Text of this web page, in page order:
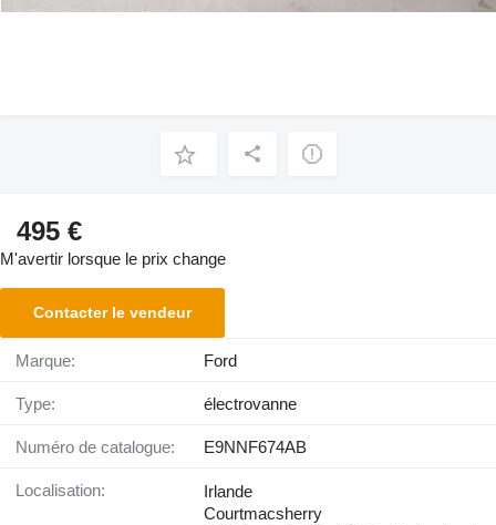
495 €
M'avertir lorsque le prix change
Contacter le vendeur
Marque: Ford
Type: électrovanne
Numéro de catalogue: E9NNF674AB
Localisation:
Irlande
Courtmacsherry